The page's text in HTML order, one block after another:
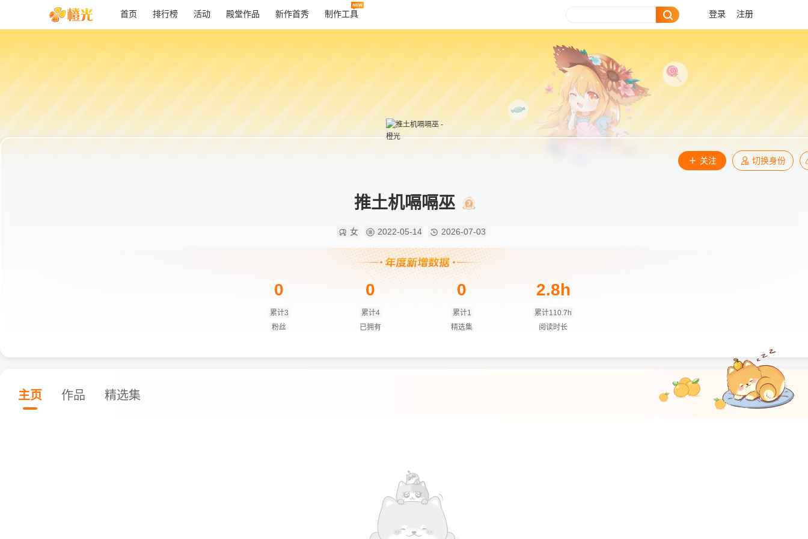
首页 排行榜 活动 殿堂作品 新作首秀 制作工具 登录 注册
关注 切换身份
推土机嗝嗝巫
女 2022-05-14 2026-07-03
0
累计3
粉丝
0
累计4
已拥有
0
累计1
精选集
2.8h
累计110.7h
阅读时长
主页 作品 精选集